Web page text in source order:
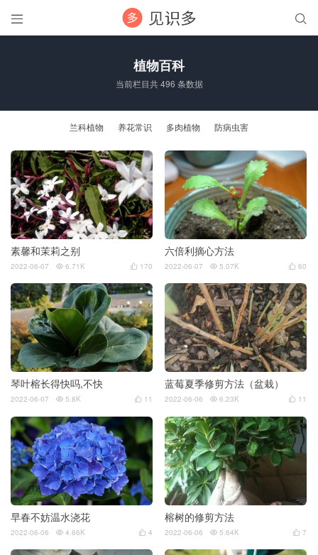
 
植物百科
当前栏目共 496 条数据
兰科植物 养花常识 多肉植物 防病虫害
素馨和茉莉之别
 170
2022-06-07  6.71K
六倍利摘心方法
 60
2022-06-07  5.07K
琴叶榕长得快吗,不快
 11
2022-06-07  5.8K
蓝莓夏季修剪方法（盆栽）
 11
2022-06-06  6.23K
早春不妨温水浇花
 4
2022-06-06  4.66K
榕树的修剪方法
 7
2022-06-06  5.64K